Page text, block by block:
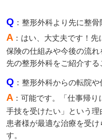
Q ：整形外科より先に整
A ：はい、大丈夫です！
保険の仕組みや今後の流
先の整形外科をご紹介する
Q ：整形外科からの転院
A ：可能です。「仕事帰
手技を受けたい」という理
患者様が最適な治療を受
す。